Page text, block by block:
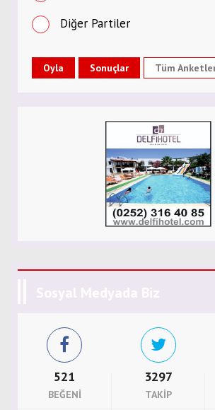
Diğer Partiler
Tüm
Sosyal Medyada Biz
521
BEĞENI
3297
TAKIP